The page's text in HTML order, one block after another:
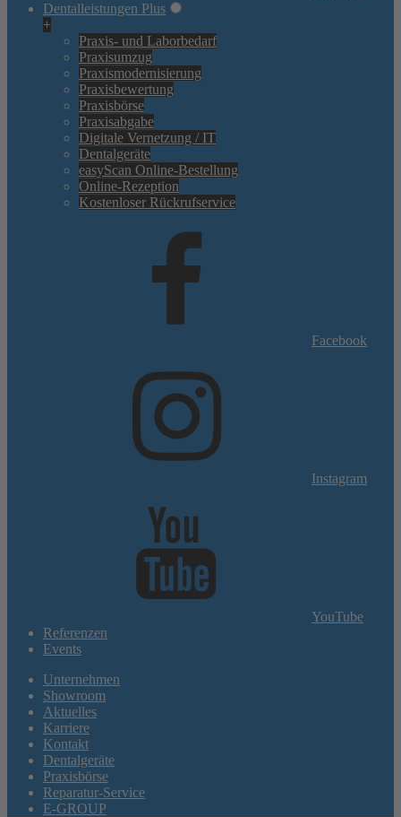
Dentalleistungen Plus
+
Praxis- und Laborbedarf
Praxisumzug
Praxismodernisierung
Praxisbewertung
Praxisbörse
Praxisabgabe
Digitale Vernetzung / IT
Dentalgeräte
easyScan Online-Bestellung
Online-Rezeption
Kostenloser Rückrufservice
Facebook
Instagram
YouTube
Referenzen
Events
Unternehmen
Showroom
Aktuelles
Karriere
Kontakt
Dentalgeräte
Praxisbörse
Reparatur-Service
E-GROUP